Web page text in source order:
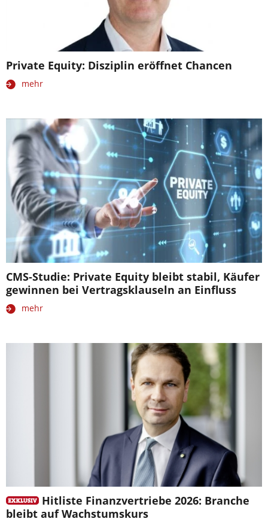
Private Equity: Disziplin eröffnet Chancen
mehr
CMS-Studie: Private Equity bleibt stabil, Käufer
gewinnen bei Vertragsklauseln an Einfluss
mehr
Hitliste Finanzvertriebe 2026: Branche
bleibt auf Wachstumskurs